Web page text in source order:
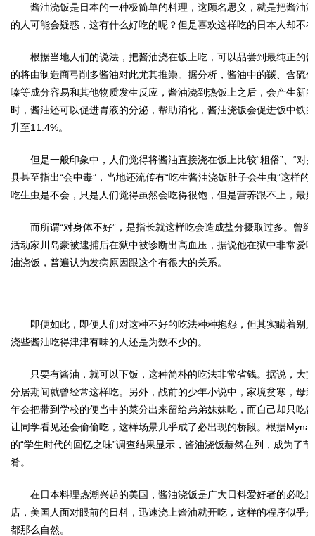
酱油浇饭是日本的一种极简单的料理，这顾名思义，就是把酱油
的人可能会疑惑，这有什么好吃的呢？但是喜欢这样吃的日本人却不
根据当地人们的说法，把酱油浇在饭上吃，可以品尝到最纯正的
的将由制造商弓削多酱油对此尤其推崇。据分析，酱油中的羰、含硫
嗪等成分容易和其他物质发生反应，酱油浇到热饭上之后，会产生新
时，酱油还可以促进胃液的分泌，帮助消化，酱油浇饭会促进饭中铁
升至11.4%。
但是一般印象中，人们觉得将酱油直接浇在饭上比较“粗俗”、“对
县甚至指出“会中毒”，当地还流传有“吃生酱油浇饭肚子会生虫”这样的
吃生虫是不会，只是人们觉得虽然会吃得很饱，但是营养跟不上，最
而所谓“对身体不好”，是指长就这样吃会造成盐分摄取过多。曾
活动家川岛豪被逮捕后在狱中被诊断出高血压，据说他在狱中非常爱
油浇饭，普遍认为发病原因跟这个有很大的关系。
即便如此，即便人们对这种不好的吃法种种抱怨，但其实瞒着别
浇些酱油吃得津津有味的人还是为数不少的。
只要有酱油，就可以下饭，这种简朴的吃法非常省钱。据说，大
分居期间就曾经常这样吃。另外，战前的少年小说中，家境贫寒，母
年会把带到学校的便当中的菜分出来留给弟弟妹妹吃，而自己却只吃
让同学看见还会偷偷吃，这样场景几乎成了必出现的桥段。根据
的“学生时代的回忆之味”调查结果显示，酱油浇饭赫然在列，成为了
肴。
在日本料理热潮兴起的美国，酱油浇饭是广大日料爱好者的必吃
店，美国人面对眼前的日料，迅速浇上酱油就开吃，这样的程序似乎
都那么自然。